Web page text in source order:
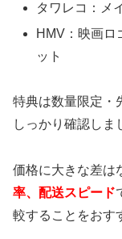
タワレコ：メ
HMV：映画ロ
ット
特典は数量限定・
しっかり確認しま
価格に大きな差は
率、配送スピード
較することをおす